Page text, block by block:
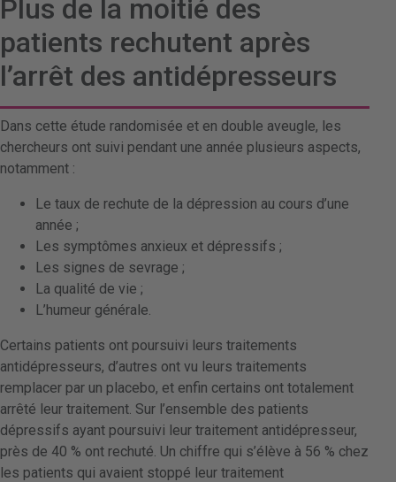
Plus de la moitié des
patients rechutent après
l’arrêt des antidépresseurs
Dans cette étude randomisée et en double aveugle, les
chercheurs ont suivi pendant une année plusieurs aspects,
notamment :
Le taux de rechute de la dépression au cours d’une
année ;
Les symptômes anxieux et dépressifs ;
Les signes de sevrage ;
La qualité de vie ;
L’humeur générale.
Certains patients ont poursuivi leurs traitements
antidépresseurs, d’autres ont vu leurs traitements
remplacer par un placebo, et enfin certains ont totalement
arrêté leur traitement. Sur l’ensemble des patients
dépressifs ayant poursuivi leur traitement antidépresseur,
près de 40 % ont rechuté. Un chiffre qui s’élève à 56 % chez
les patients qui avaient stoppé leur traitement